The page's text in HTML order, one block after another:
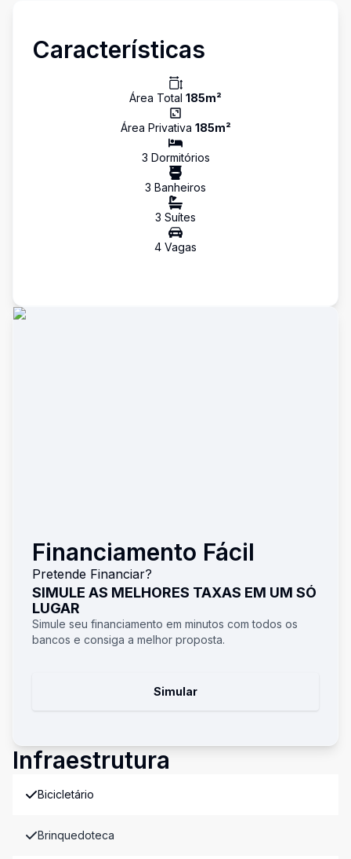
Características
Área Total 185m²
Área Privativa 185m²
3 Dormitórios
3 Banheiros
3 Suítes
4 Vagas
Financiamento Fácil
Pretende Financiar?
SIMULE AS MELHORES TAXAS EM UM SÓ
LUGAR
Simule seu financiamento em minutos com todos os
bancos e consiga a melhor proposta.
Simular
Infraestrutura
Bicicletário
Brinquedoteca